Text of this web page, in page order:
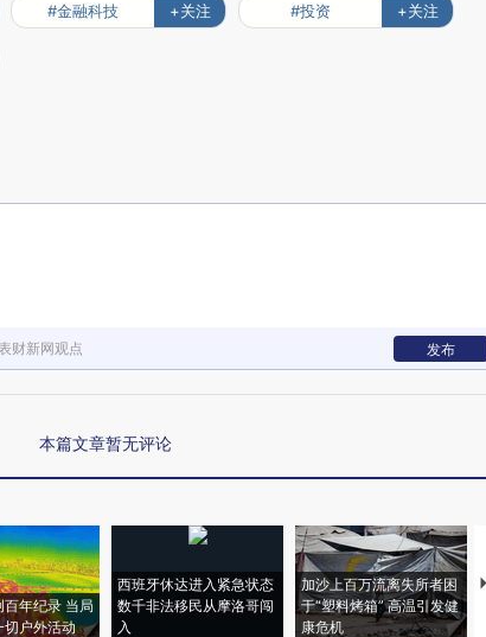
#金融科技 +关注 #投资 +关注
财新网观点 发布
本篇文章暂无评论
年纪录 当局
切户外活动
西班牙休达进入紧急状态
数千非法移民从摩洛哥闯
入
加沙上百万流离失所者困
于“塑料烤箱” 高温引发健
康危机